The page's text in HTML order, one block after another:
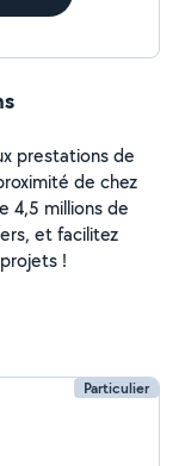
prestations de
de chez
4,5 millions de
et facilitez
!
Particulier